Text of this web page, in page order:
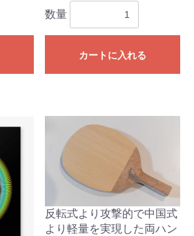
数量
カートに入れる
反転式より攻撃的で中国式
より軽量を実現した両ハン